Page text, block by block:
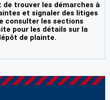
trouver les démarches à
et signaler des litiges
consulter les sections
pour les détails sur la
de plainte.